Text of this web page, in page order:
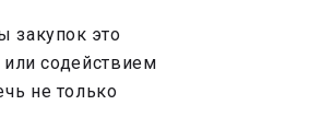
закупок это
содействием
не только